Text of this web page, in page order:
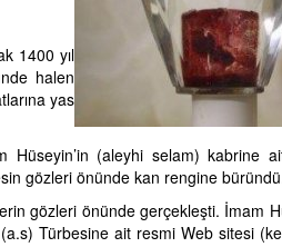
1400 yıl
halen
yas
Hüseyin’in (aleyhi selam) kabrine
gözleri önünde kan rengine
gözleri önünde gerçekleşti. İmam
Türbesine ait resmi Web sitesi